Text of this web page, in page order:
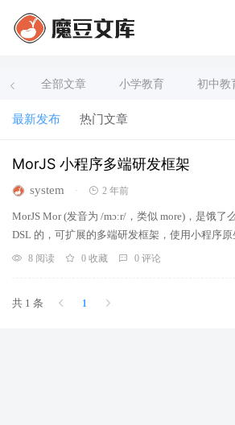
全部文章 小学教育 初中教
最新发布 热门文章
MorJS 小程序多端研发框架
system · 2 年前
MorJS Mor (发音为 /mɔːr/，类似 more)，是饿了么开发的一款基于小程序
DSL 的，可扩展的多端研发框架，使用小程序
需书写一套（微信或支付宝）小程序，就可以通
全生命周期的插件体系，
8 阅读 0 收藏 0 评论
共 1 条 1